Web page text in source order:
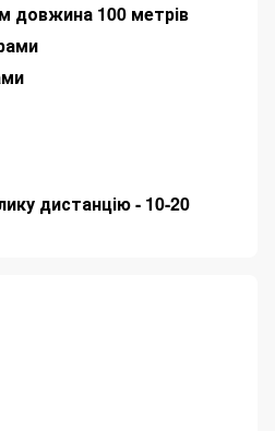
довжина 100 метрів
дистанцію - 10-20